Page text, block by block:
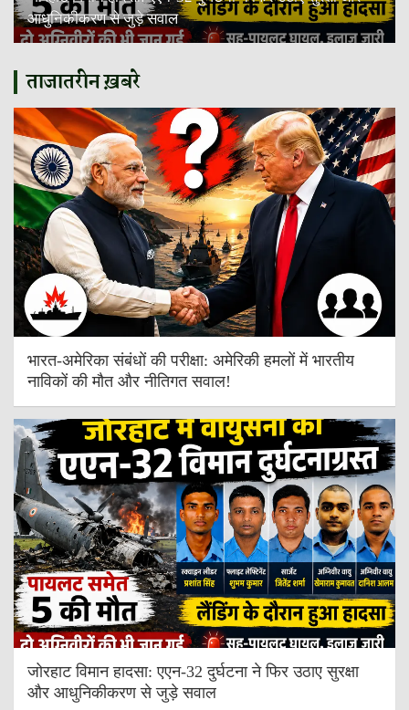
आधुनिकीकरण से जुड़े सवाल
ताजातरीन ख़बरे
भारत-अमेरिका संबंधों की परीक्षा: अमेरिकी हमलों में भारतीय
नाविकों की मौत और नीतिगत सवाल!
जोरहाट विमान हादसा: एएन-32 दुर्घटना ने फिर उठाए सुरक्षा
और आधुनिकीकरण से जुड़े सवाल